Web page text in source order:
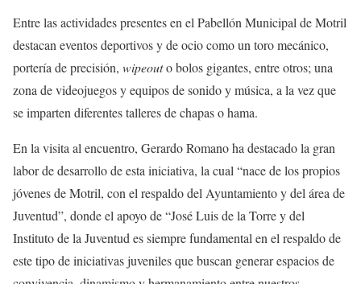
Entre las actividades presentes en el Pabellón Municipal de Motril
destacan eventos deportivos y de ocio como un toro mecánico,
portería de precisión, wipeouto bolos gigantes, entre otros; una
zona de videojuegos y equipos de sonido y música, a la vez que
se imparten diferentes talleres de chapas o hama.
En la visita al encuentro, Gerardo Romano ha destacado la gran
labor de desarrollo de esta iniciativa, la cual “nace de los propios
jóvenes de Motril, con el respaldo del Ayuntamiento y del área de
Juventud”, donde el apoyo de “José Luis de la Torre y del
Instituto de la Juventud es siempre fundamental en el respaldo de
este tipo de iniciativas juveniles que buscan generar espacios de